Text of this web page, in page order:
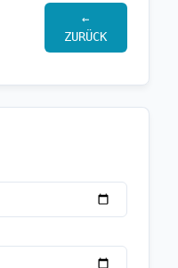
←
ZURÜCK